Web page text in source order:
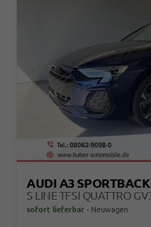
AUDI A3 SPORTBACK
sofort lieferbar Neuwagen